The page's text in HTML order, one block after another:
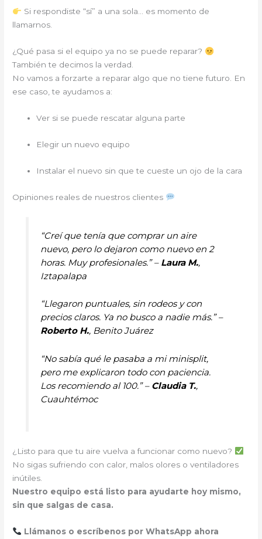
Si respondiste “sí” a una sola… es momento de
llamarnos.
¿Qué pasa si el equipo ya no se puede reparar?
También te decimos la verdad.
No vamos a forzarte a reparar algo que no tiene futuro. En
ese caso, te ayudamos a:
Ver si se puede rescatar alguna parte
Elegir un nuevo equipo
Instalar el nuevo sin que te cueste un ojo de la cara
Opiniones reales de nuestros clientes
“Creí que tenía que comprar un aire
nuevo, pero lo dejaron como nuevo en 2
horas. Muy profesionales.” – Laura M.,
Iztapalapa
“Llegaron puntuales, sin rodeos y con
precios claros. Ya no busco a nadie más.” –
Roberto H., Benito Juárez
“No sabía qué le pasaba a mi minisplit,
pero me explicaron todo con paciencia.
Los recomiendo al 100.” – Claudia T.,
Cuauhtémoc
¿Listo para que tu aire vuelva a funcionar como nuevo?
No sigas sufriendo con calor, malos olores o ventiladores
inútiles.
Nuestro equipo está listo para ayudarte hoy mismo,
sin que salgas de casa.
Llámanos o escríbenos por WhatsApp ahora